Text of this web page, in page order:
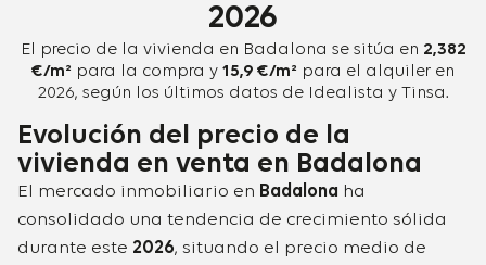
2026
El precio de la vivienda en Badalona se sitúa en 2,382
€/m² para la compra y 15,9 €/m² para el alquiler en
2026, según los últimos datos de Idealista y Tinsa.
Evolución del precio de la
vivienda en venta en Badalona​
El mercado inmobiliario en Badalona ha
consolidado una tendencia de crecimiento sólida
durante este 2026, situando el precio medio de